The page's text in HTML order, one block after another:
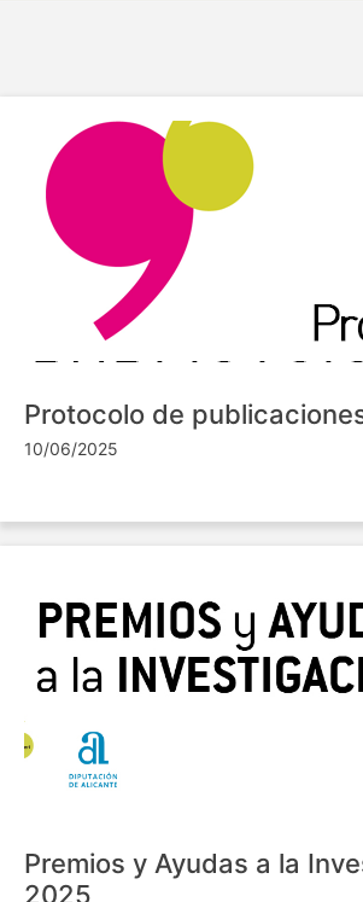
Protocolo de
10/06/2025
Premios y Ayudas a la
2025